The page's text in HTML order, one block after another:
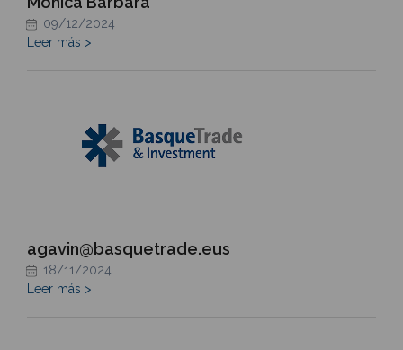
09/12/2024
Leer más >
agavin@basquetrade.eus
18/11/2024
Leer más >